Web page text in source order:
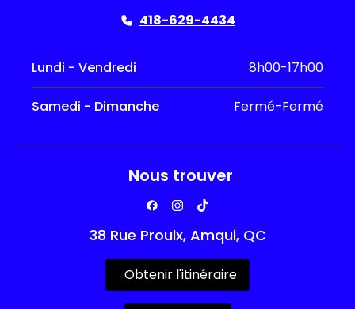
418-629-4434
Lundi - Vendredi 8h00-17h00
Samedi - Dimanche Fermé-Fermé
Nous trouver
38 Rue Proulx, Amqui, QC
Obtenir l'itinéraire